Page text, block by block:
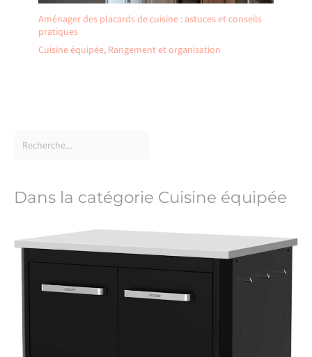
Aménager des placards de cuisine : astuces et conseils
pratiques
Cuisine équipée, Rangement et organisation
Dans la catégorie Cuisine équipée